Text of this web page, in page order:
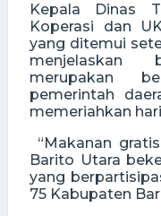
Kepala Dinas
Koperasi dan
yang ditemui
menjelaskan
merupakan
pemerintah
memeriahkan
“Makanan
Barito Utara
yang
75 Kabupaten